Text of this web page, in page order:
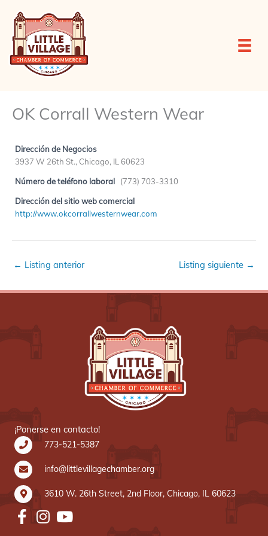
contenido
OK Corrall Western Wear
Dirección de Negocios
3937 W 26th St., Chicago, IL 60623
Número de teléfono laboral (773) 703-3310
Dirección del sitio web comercial
http://www.okcorrallwesternwear.com
← Listing anterior Listing siguiente →
¡Ponerse en contacto!
773-521-5387
info@littlevillagechamber.org
3610 W. 26th Street, 2nd Floor, Chicago, IL 60623